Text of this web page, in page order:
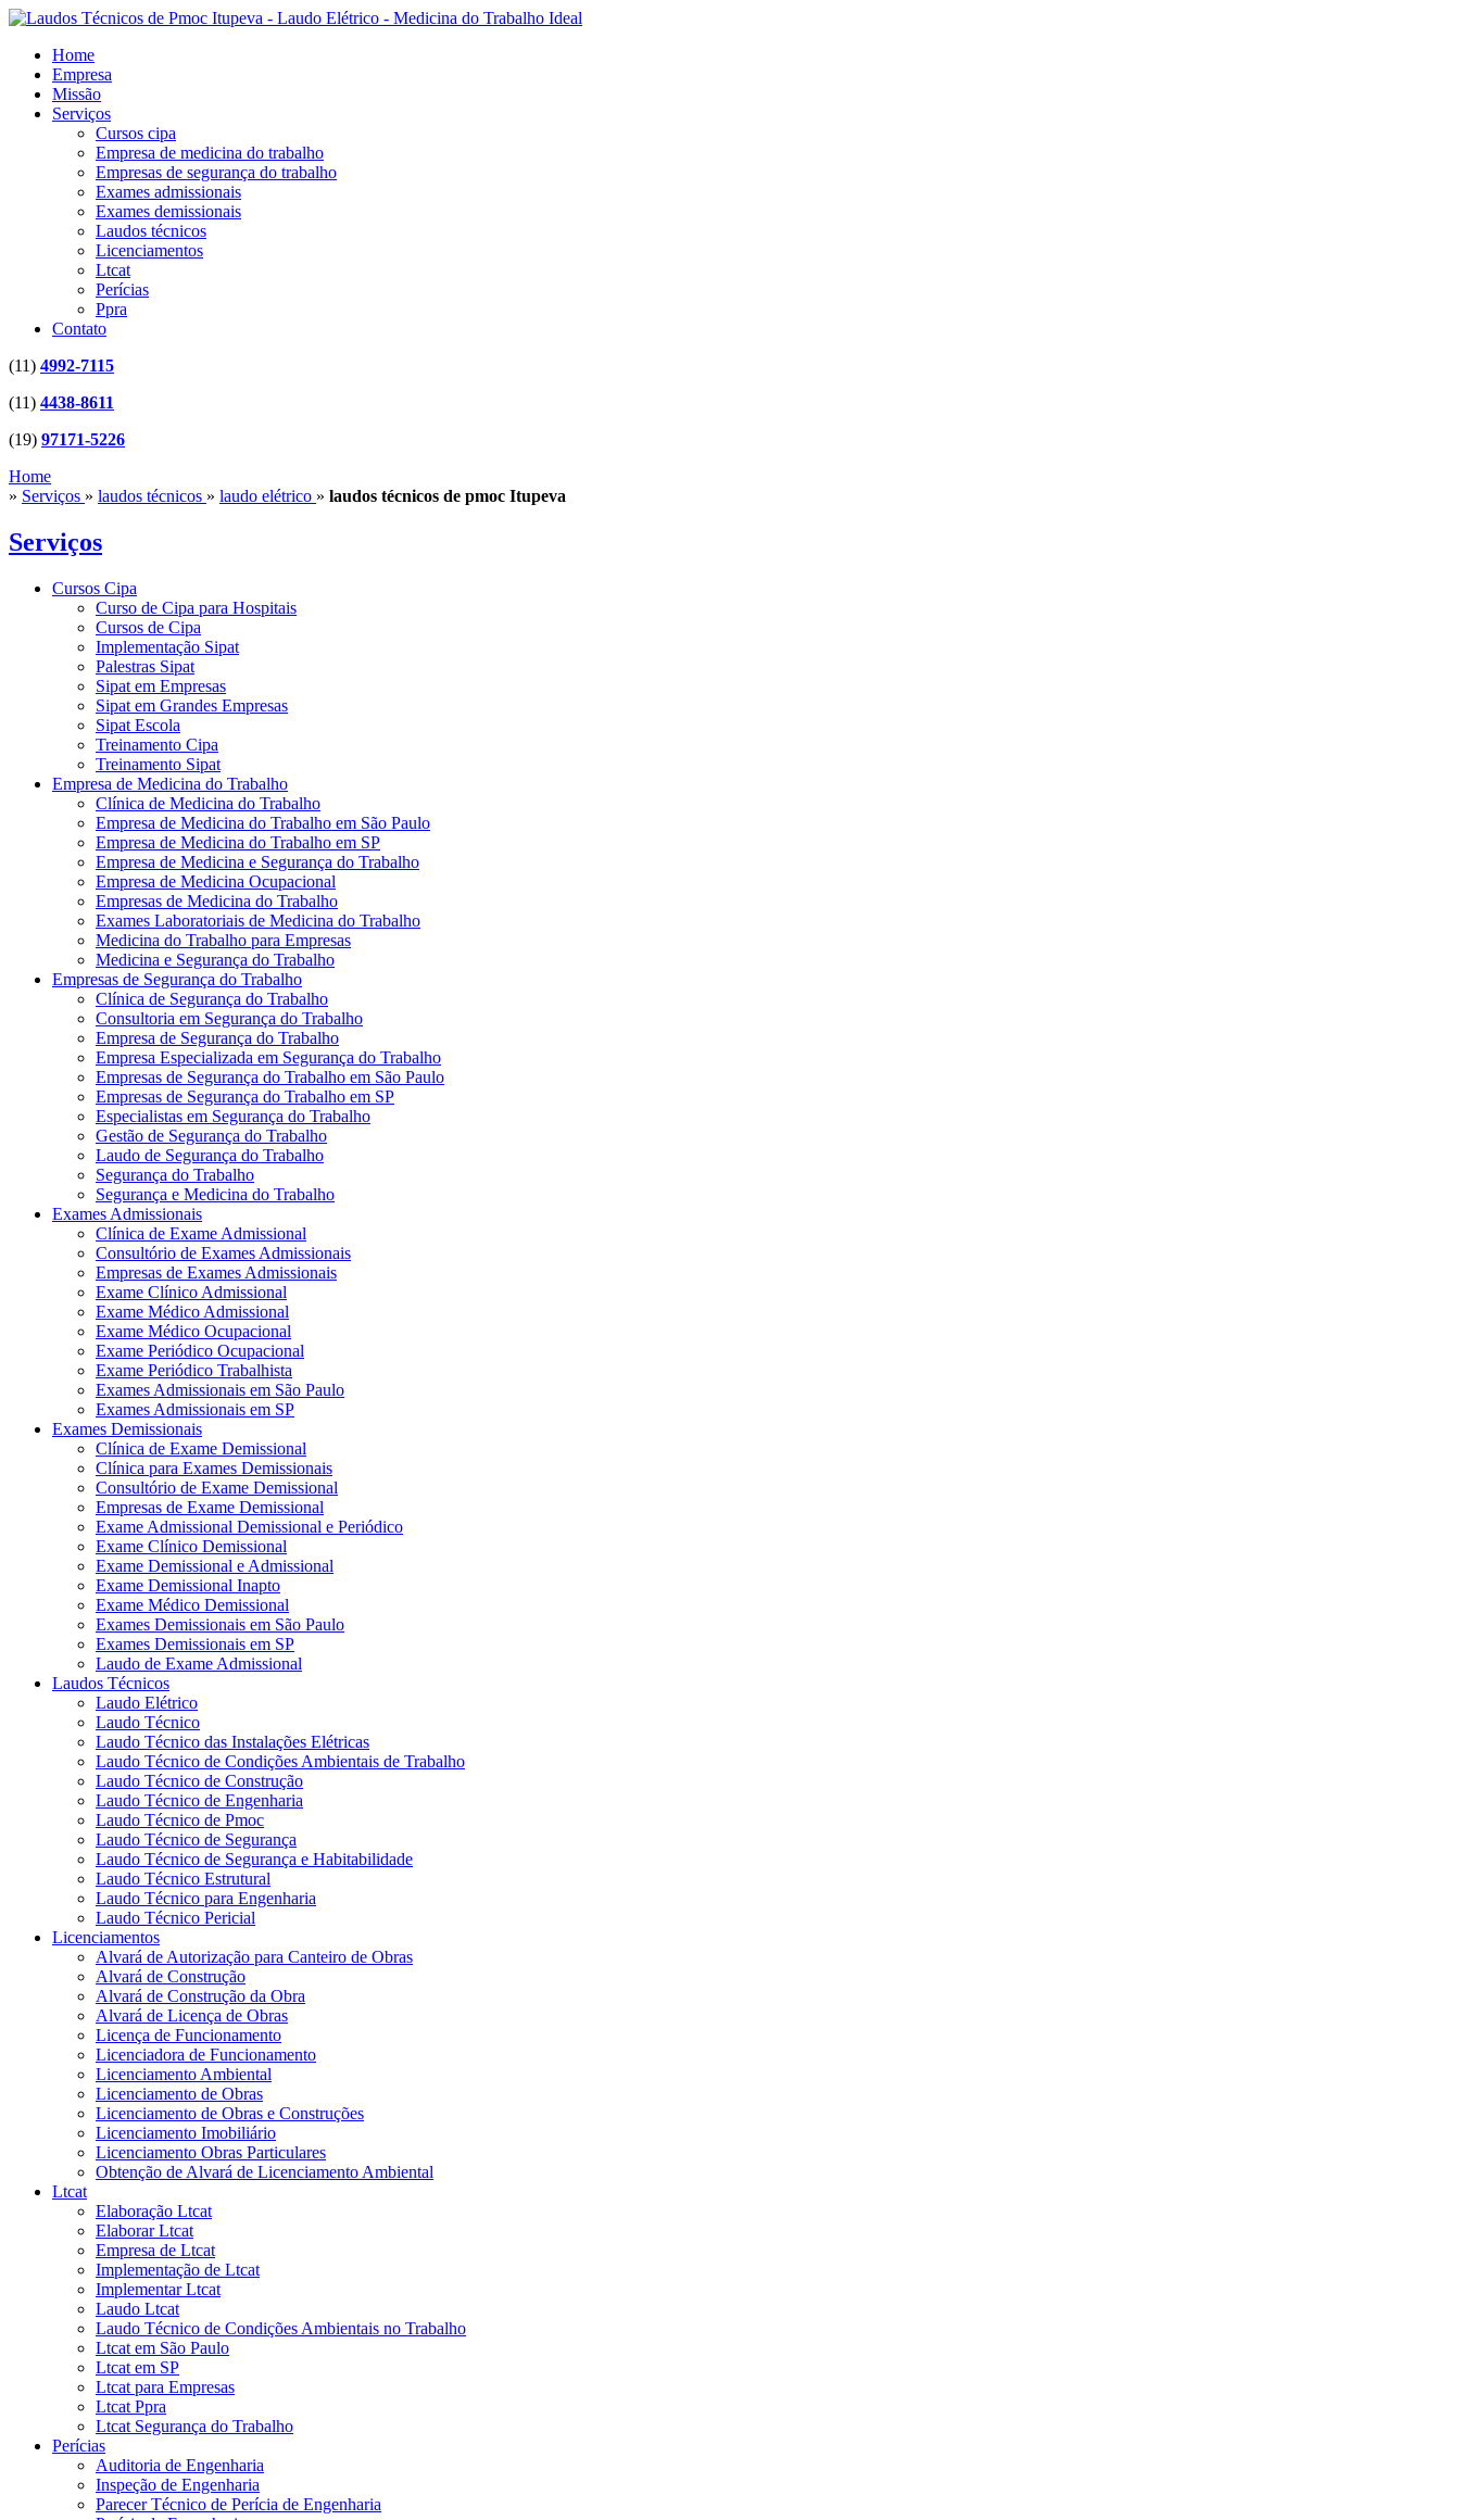
Home
Empresa
Missão
Serviços
Cursos cipa
Empresa de medicina do trabalho
Empresas de segurança do trabalho
Exames admissionais
Exames demissionais
Laudos técnicos
Licenciamentos
Ltcat
Perícias
Ppra
Contato
(11) 4992-7115
(11) 4438-8611
(19) 97171-5226
Home
» Serviços » laudos técnicos » laudo elétrico » laudos técnicos de pmoc Itupeva
Serviços
Cursos Cipa
Curso de Cipa para Hospitais
Cursos de Cipa
Implementação Sipat
Palestras Sipat
Sipat em Empresas
Sipat em Grandes Empresas
Sipat Escola
Treinamento Cipa
Treinamento Sipat
Empresa de Medicina do Trabalho
Clínica de Medicina do Trabalho
Empresa de Medicina do Trabalho em São Paulo
Empresa de Medicina do Trabalho em SP
Empresa de Medicina e Segurança do Trabalho
Empresa de Medicina Ocupacional
Empresas de Medicina do Trabalho
Exames Laboratoriais de Medicina do Trabalho
Medicina do Trabalho para Empresas
Medicina e Segurança do Trabalho
Empresas de Segurança do Trabalho
Clínica de Segurança do Trabalho
Consultoria em Segurança do Trabalho
Empresa de Segurança do Trabalho
Empresa Especializada em Segurança do Trabalho
Empresas de Segurança do Trabalho em São Paulo
Empresas de Segurança do Trabalho em SP
Especialistas em Segurança do Trabalho
Gestão de Segurança do Trabalho
Laudo de Segurança do Trabalho
Segurança do Trabalho
Segurança e Medicina do Trabalho
Exames Admissionais
Clínica de Exame Admissional
Consultório de Exames Admissionais
Empresas de Exames Admissionais
Exame Clínico Admissional
Exame Médico Admissional
Exame Médico Ocupacional
Exame Periódico Ocupacional
Exame Periódico Trabalhista
Exames Admissionais em São Paulo
Exames Admissionais em SP
Exames Demissionais
Clínica de Exame Demissional
Clínica para Exames Demissionais
Consultório de Exame Demissional
Empresas de Exame Demissional
Exame Admissional Demissional e Periódico
Exame Clínico Demissional
Exame Demissional e Admissional
Exame Demissional Inapto
Exame Médico Demissional
Exames Demissionais em São Paulo
Exames Demissionais em SP
Laudo de Exame Admissional
Laudos Técnicos
Laudo Elétrico
Laudo Técnico
Laudo Técnico das Instalações Elétricas
Laudo Técnico de Condições Ambientais de Trabalho
Laudo Técnico de Construção
Laudo Técnico de Engenharia
Laudo Técnico de Pmoc
Laudo Técnico de Segurança
Laudo Técnico de Segurança e Habitabilidade
Laudo Técnico Estrutural
Laudo Técnico para Engenharia
Laudo Técnico Pericial
Licenciamentos
Alvará de Autorização para Canteiro de Obras
Alvará de Construção
Alvará de Construção da Obra
Alvará de Licença de Obras
Licença de Funcionamento
Licenciadora de Funcionamento
Licenciamento Ambiental
Licenciamento de Obras
Licenciamento de Obras e Construções
Licenciamento Imobiliário
Licenciamento Obras Particulares
Obtenção de Alvará de Licenciamento Ambiental
Ltcat
Elaboração Ltcat
Elaborar Ltcat
Empresa de Ltcat
Implementação de Ltcat
Implementar Ltcat
Laudo Ltcat
Laudo Técnico de Condições Ambientais no Trabalho
Ltcat em São Paulo
Ltcat em SP
Ltcat para Empresas
Ltcat Ppra
Ltcat Segurança do Trabalho
Perícias
Auditoria de Engenharia
Inspeção de Engenharia
Parecer Técnico de Perícia de Engenharia